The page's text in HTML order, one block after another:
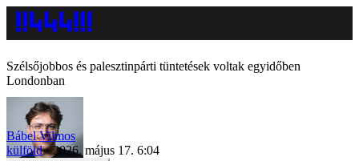
Szélsőjobbos és palesztinpárti tüntetések voltak egyidőben
Londonban
Bábel Vilmos
külföld
2026. május 17. 6:04